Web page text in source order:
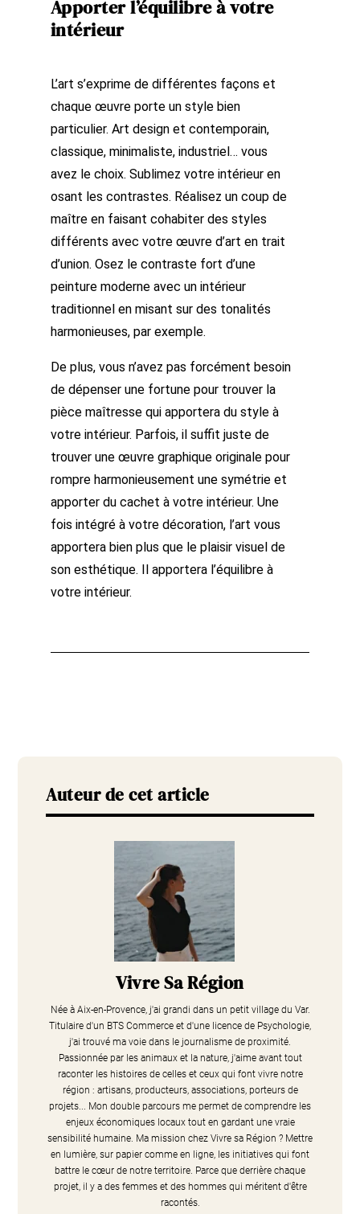
Apporter l’équilibre à votre
intérieur
L’art s’exprime de différentes façons et
chaque œuvre porte un style bien
particulier. Art design et contemporain,
classique, minimaliste, industriel… vous
avez le choix. Sublimez votre intérieur en
osant les contrastes. Réalisez un coup de
maître en faisant cohabiter des styles
différents avec votre œuvre d’art en trait
d’union. Osez le contraste fort d’une
peinture moderne avec un intérieur
traditionnel en misant sur des tonalités
harmonieuses, par exemple.
De plus, vous n’avez pas forcément besoin
de dépenser une fortune pour trouver la
pièce maîtresse qui apportera du style à
votre intérieur. Parfois, il suffit juste de
trouver une œuvre graphique originale pour
rompre harmonieusement une symétrie et
apporter du cachet à votre intérieur. Une
fois intégré à votre décoration, l’art vous
apportera bien plus que le plaisir visuel de
son esthétique. Il apportera l’équilibre à
votre intérieur.
Auteur de cet article
Vivre Sa Région
Née à Aix-en-Provence, j'ai grandi dans un petit village du Var.
Titulaire d'un BTS Commerce et d'une licence de Psychologie,
j'ai trouvé ma voie dans le journalisme de proximité.
Passionnée par les animaux et la nature, j'aime avant tout
raconter les histoires de celles et ceux qui font vivre notre
région : artisans, producteurs, associations, porteurs de
projets... Mon double parcours me permet de comprendre les
enjeux économiques locaux tout en gardant une vraie
sensibilité humaine. Ma mission chez Vivre sa Région ? Mettre
en lumière, sur papier comme en ligne, les initiatives qui font
battre le cœur de notre territoire. Parce que derrière chaque
projet, il y a des femmes et des hommes qui méritent d'être
racontés.